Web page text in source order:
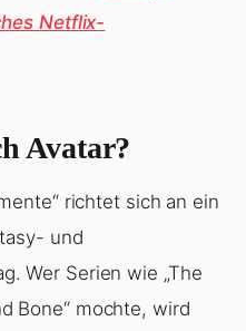
Netflix-
Avatar?
richtet sich an ein
und
Wer Serien wie „The
Bone“ mochte, wird